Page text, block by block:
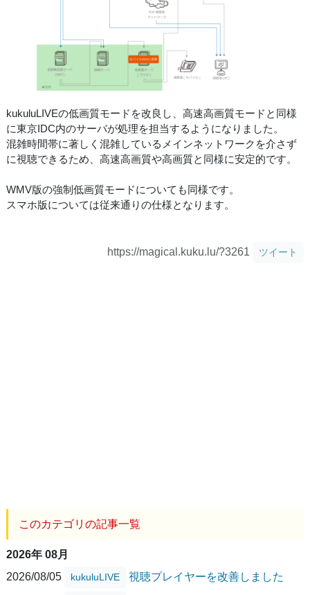
kukuluLIVEの低画質モードを改良し、高速高画質モードと同様
に東京IDC内のサーバが処理を担当するようになりました。
混雑時間帯に著しく混雑しているメインネットワークを介さず
に視聴できるため、高速高画質や高画質と同様に安定的です。
WMV版の強制低画質モードについても同様です。
スマホ版については従来通りの仕様となります。
https://magical.kuku.lu/?3261 ツイート
このカテゴリの記事一覧
2026年 08月
2026/08/05
kukuluLIVE 視聴プレイヤーを改善しました